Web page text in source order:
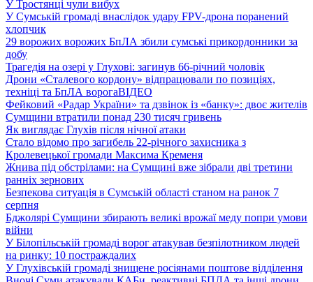
У Тростянці чули вибух
У Сумській громаді внаслідок удару FPV-дрона поранений
хлопчик
29 ворожих ворожих БпЛА збили сумські прикордонники за
добу
Трагедія на озері у Глухові: загинув 66-річний чоловік
Дрони «Сталевого кордону» відпрацювали по позиціях,
техніці та БпЛА ворогаВІДЕО
Фейковий «Радар України» та дзвінок із «банку»: двоє жителів
Сумщини втратили понад 230 тисяч гривень
Як виглядає Глухів після нічної атаки
Стало відомо про загибель 22-річного захисника з
Кролевецької громади Максима Кременя
Жнива під обстрілами: на Сумщині вже зібрали дві третини
ранніх зернових
Безпекова ситуація в Сумській області станом на ранок 7
серпня
Бджолярі Сумщини збирають великі врожаї меду попри умови
війни
У Білопільській громаді ворог атакував безпілотником людей
на ринку: 10 постраждалих
У Глухівській громаді знищене росіянами поштове відділення